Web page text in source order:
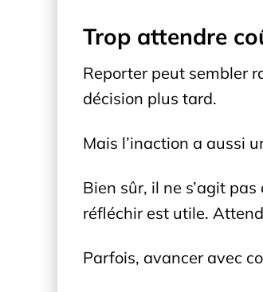
Trop attendre
Reporter peut sembler
décision plus tard.
Mais l’inaction a aussi
Bien sûr, il ne s’agit
réfléchir est utile.
Parfois, avancer avec